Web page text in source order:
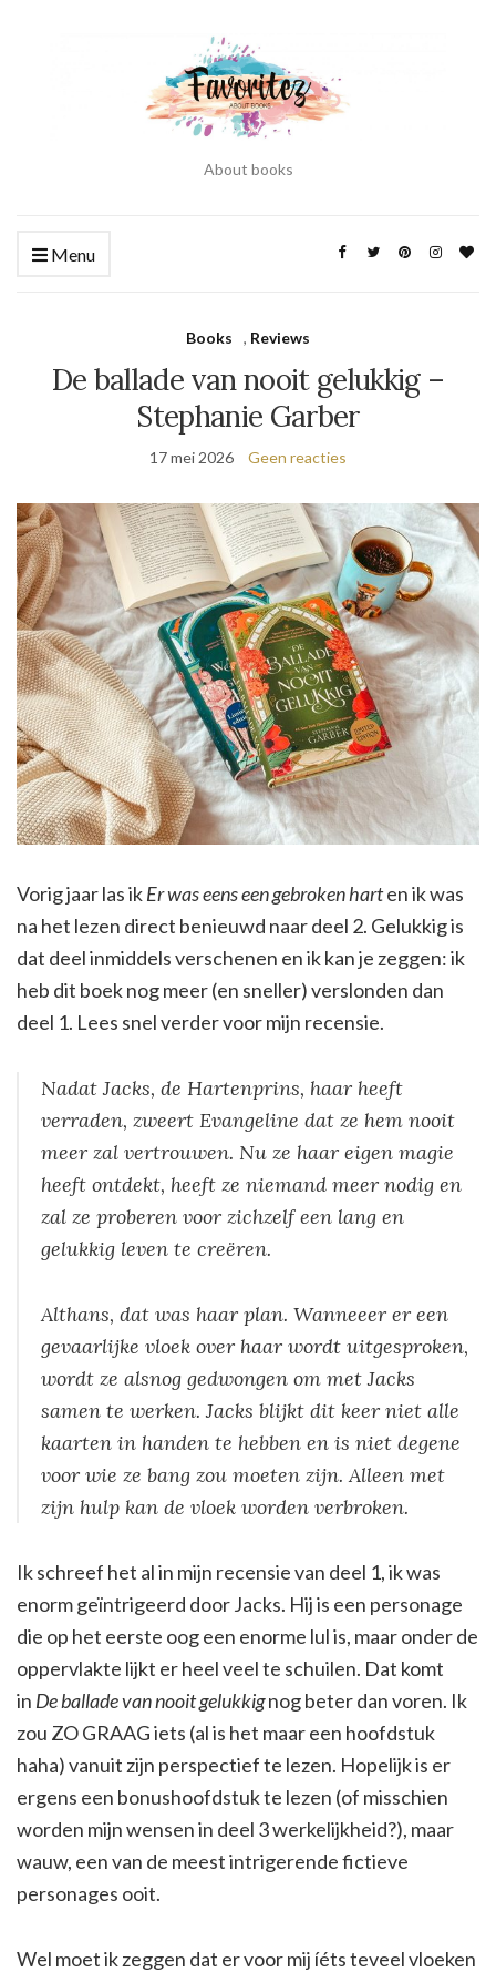
About books
Menu
Books , Reviews
De ballade van nooit gelukkig –
Stephanie Garber
17 mei 2026 Geen reacties
Vorig jaar las ikEr was eens een gebroken harten ik was
na het lezen direct benieuwd naar deel 2. Gelukkig is
dat deel inmiddels verschenen en ik kan je zeggen: ik
heb dit boek nog meer (en sneller) verslonden dan
deel 1. Lees snel verder voor mijn recensie.
Nadat Jacks, de Hartenprins, haar heeft
verraden, zweert Evangeline dat ze hem nooit
meer zal vertrouwen. Nu ze haar eigen magie
heeft ontdekt, heeft ze niemand meer nodig en
zal ze proberen voor zichzelf een lang en
gelukkig leven te creëren.
Althans, dat was haar plan. Wanneeer er een
gevaarlijke vloek over haar wordt uitgesproken,
wordt ze alsnog gedwongen om met Jacks
samen te werken. Jacks blijkt dit keer niet alle
kaarten in handen te hebben en is niet degene
voor wie ze bang zou moeten zijn. Alleen met
zijn hulp kan de vloek worden verbroken.
Ik schreef het al in mijn recensie van deel 1, ik was
enorm geïntrigeerd door Jacks. Hij is een personage
die op het eerste oog een enorme lul is, maar onder de
oppervlakte lijkt er heel veel te schuilen. Dat komt
in De ballade van nooit gelukkignog beter dan voren. Ik
zou ZO GRAAG iets (al is het maar een hoofdstuk
haha) vanuit zijn perspectief te lezen. Hopelijk is er
ergens een bonushoofdstuk te lezen (of misschien
worden mijn wensen in deel 3 werkelijkheid?), maar
wauw, een van de meest intrigerende fictieve
personages ooit.
Wel moet ik zeggen dat er voor mij íéts teveel vloeken